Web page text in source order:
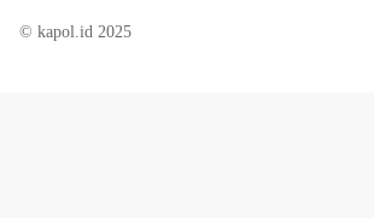
© kapol.id 2025